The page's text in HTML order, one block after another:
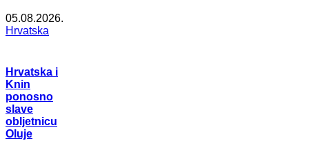
05.08.2026.
Hrvatska
Hrvatska i
Knin
ponosno
slave
obljetnicu
Oluje